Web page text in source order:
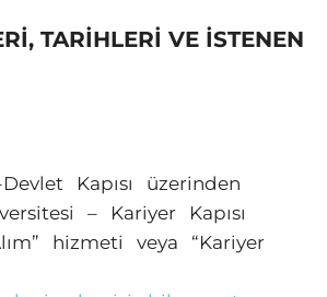
TARİHLERİ VE İSTENEN
Devlet Kapısı üzerinden
– Kariyer Kapısı
hizmeti veya “Kariyer